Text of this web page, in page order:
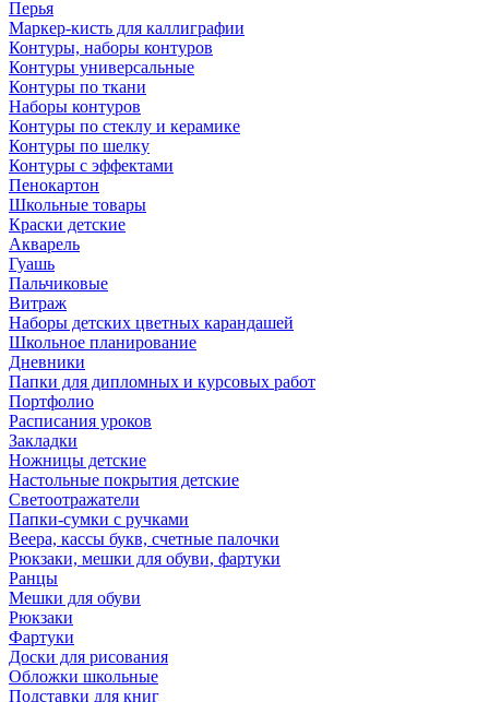
Перья
Маркер-кисть для каллиграфии
Контуры, наборы контуров
Контуры универсальные
Контуры по ткани
Наборы контуров
Контуры по стеклу и керамике
Контуры по шелку
Контуры с эффектами
Пенокартон
Школьные товары
Краски детские
Акварель
Гуашь
Пальчиковые
Витраж
Наборы детских цветных карандашей
Школьное планирование
Дневники
Папки для дипломных и курсовых работ
Портфолио
Расписания уроков
Закладки
Ножницы детские
Настольные покрытия детские
Светоотражатели
Папки-сумки с ручками
Веера, кассы букв, счетные палочки
Рюкзаки, мешки для обуви, фартуки
Ранцы
Мешки для обуви
Рюкзаки
Фартуки
Доски для рисования
Обложки школьные
Подставки для книг